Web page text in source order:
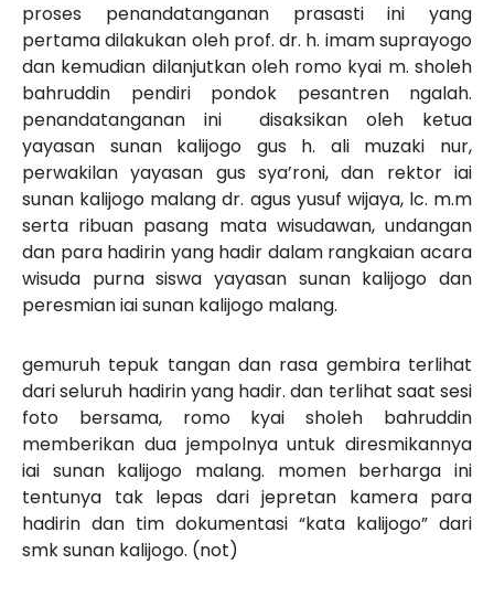
proses penandatanganan prasasti ini yang
pertama dilakukan oleh prof. dr. h. imam suprayogo
dan kemudian dilanjutkan oleh romo kyai m. sholeh
bahruddin pendiri pondok pesantren ngalah.
penandatanganan ini disaksikan oleh ketua
yayasan sunan kalijogo gus h. ali muzaki nur,
perwakilan yayasan gus sya’roni, dan rektor iai
sunan kalijogo malang dr. agus yusuf wijaya, lc. m.m
serta ribuan pasang mata wisudawan, undangan
dan para hadirin yang hadir dalam rangkaian acara
wisuda purna siswa yayasan sunan kalijogo dan
peresmian iai sunan kalijogo malang.
gemuruh tepuk tangan dan rasa gembira terlihat
dari seluruh hadirin yang hadir. dan terlihat saat sesi
foto bersama, romo kyai sholeh bahruddin
memberikan dua jempolnya untuk diresmikannya
iai sunan kalijogo malang. momen berharga ini
tentunya tak lepas dari jepretan kamera para
hadirin dan tim dokumentasi “kata kalijogo” dari
smk sunan kalijogo. (not)